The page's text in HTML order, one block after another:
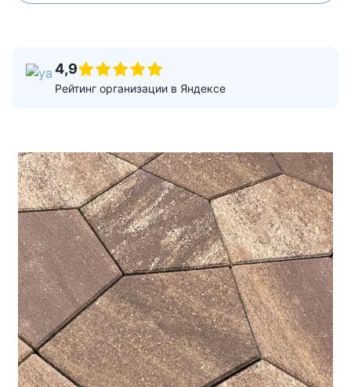
4,9
Рейтинг организации в Яндексе